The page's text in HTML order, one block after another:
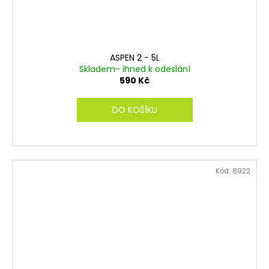
ASPEN 2 - 5L
Skladem- ihned k odeslání
590 Kč
DO KOŠÍKU
Kód: 8922